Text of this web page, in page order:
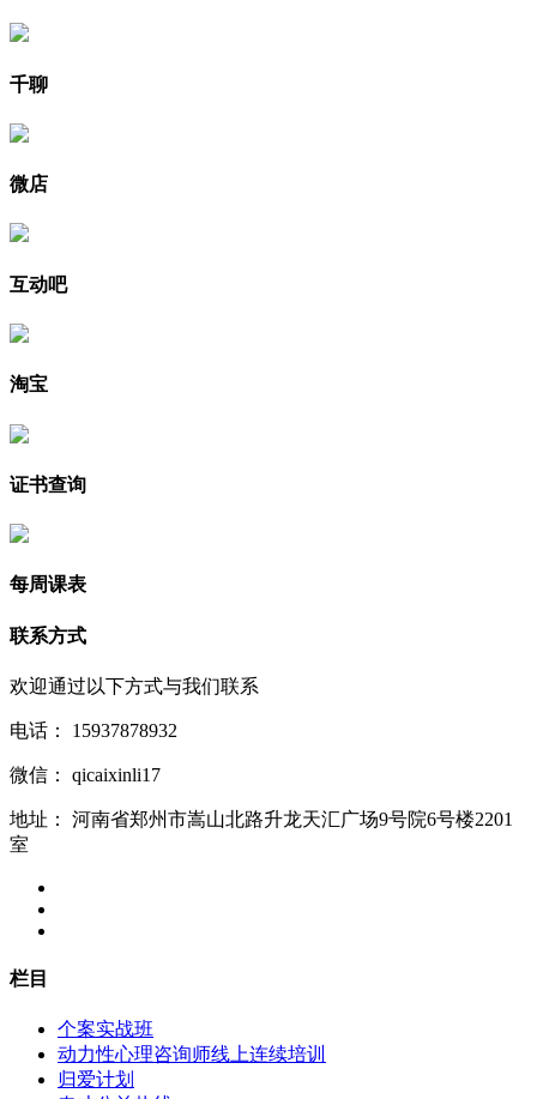
千聊
微店
互动吧
淘宝
证书查询
每周课表
联系方式
欢迎通过以下方式与我们联系
电话： 15937878932
微信： qicaixinli17
地址：
河南省郑州市嵩山北路升龙天汇广场9号院6号楼2201
室
栏目
个案实战班
动力性心理咨询师线上连续培训
归爱计划